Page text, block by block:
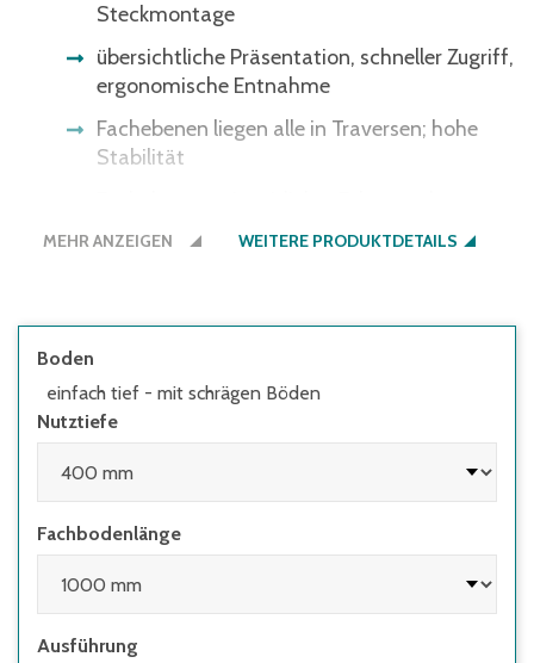
Steckmontage
übersichtliche Präsentation, schneller Zugriff,
ergonomische Entnahme
Fachebenen liegen alle in Traversen; hohe
Stabilität
Herabfallschutz
werden:
• wenn die Höhe des obersten Fachbodens
im Verhältnis zur Regaltiefe größer 5:1 ist
• wenn Regale mit Flügeltüren eingesetzt
werden, deren Höhen-/Tiefenverhältnis
größer 4:1 ist
• wenn Regale mit herausziehbaren
Elementen (z.B. Schubladen) und Regale mit
Leitern eingesetzt werden
MEHR ANZEIGEN WEITERE PRODUKTDETAILS
Boden
einfach tief - mit schrägen Böden
Nutztiefe
Fachbodenlänge
Ausführung